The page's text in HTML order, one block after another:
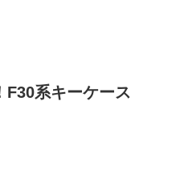
F30系キーケース